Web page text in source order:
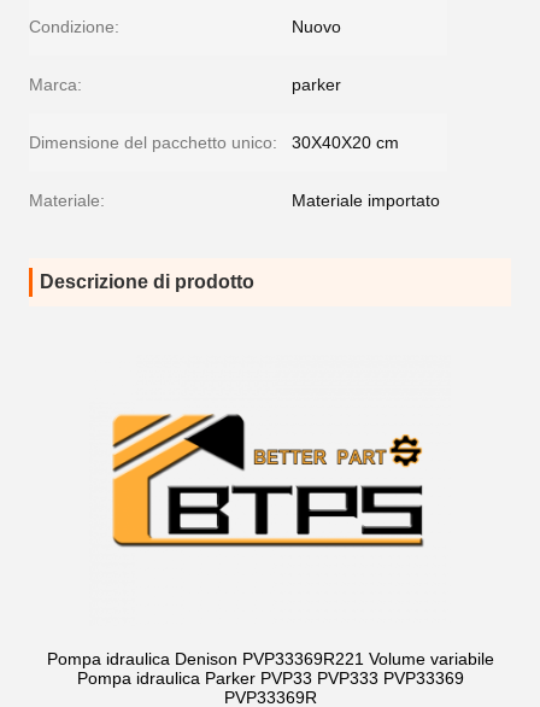
Condizione: Nuovo
Marca: parker
Dimensione del pacchetto unico: 30X40X20 cm
Materiale: Materiale importato
Descrizione di prodotto
Pompa idraulica Denison PVP33369R221 Volume variabile
Pompa idraulica Parker PVP33 PVP333 PVP33369
PVP33369R